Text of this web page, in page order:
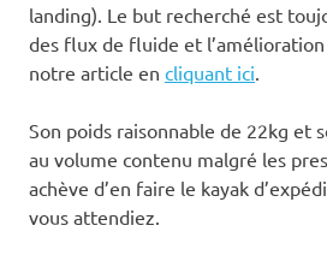
landing). Le but recherché est
des flux de fluide et
notre article en cliquant ici.
Son poids raisonnable de 22kg et
au volume contenu malgré les
achève d’en faire le kayak
vous attendiez.